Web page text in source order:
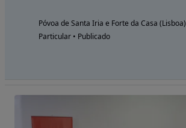
Póvoa de Santa Iria e Forte da Casa (Lisboa)
Particular • Publicado